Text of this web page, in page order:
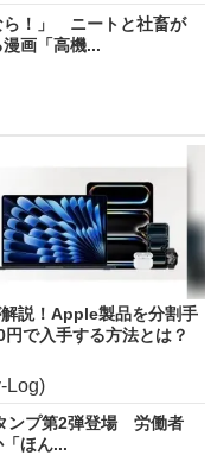
ら！」 ニートと社畜が
画「高機...
説！Apple製品を分割手
円で入手する方法とは？
Log)
ンプ第2弾登場 労働者
ほん...